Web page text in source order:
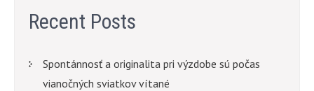
Recent Posts
Spontánnosť a originalita pri výzdobe sú počas
vianočných sviatkov vítané